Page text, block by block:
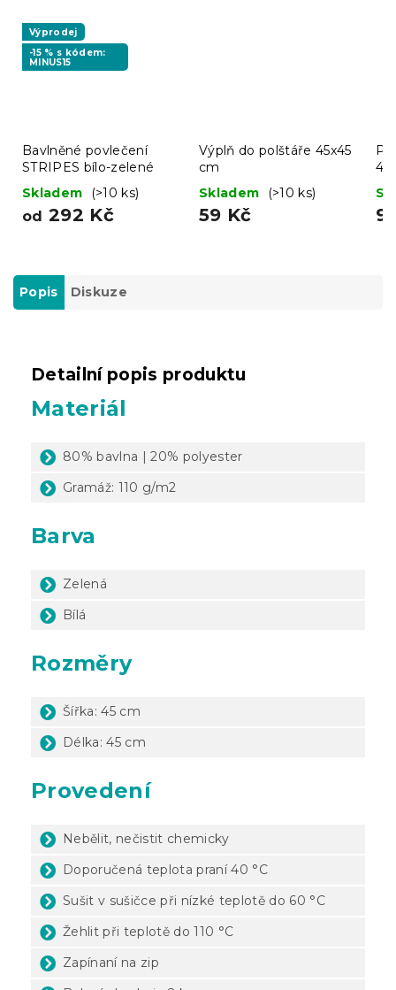
Výprodej
-15 % s kódem:
MINUS15
Bavlněné povlečení
STRIPES bílo-zelené
Skladem
(>10 ks)
od 292 Kč
Výplň do polštáře 45x45
cm
Skladem
(>10 ks)
59 Kč
40
Popis Diskuze
Detailní popis produktu
Materiál
80% bavlna | 20% polyester
Gramáž: 110 g/m2
Barva
Zelená
Bílá
Rozměry
Šířka: 45 cm
Délka: 45 cm
Provedení
Nebělit, nečistit chemicky
Doporučená teplota praní 40 °C
Sušit v sušičce při nízké teplotě do 60 °C
Žehlit při teplotě do 110 °C
Zapínaní na zip